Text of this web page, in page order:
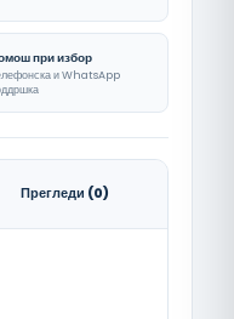
при избор
и WhatsApp
Прегледи (0)